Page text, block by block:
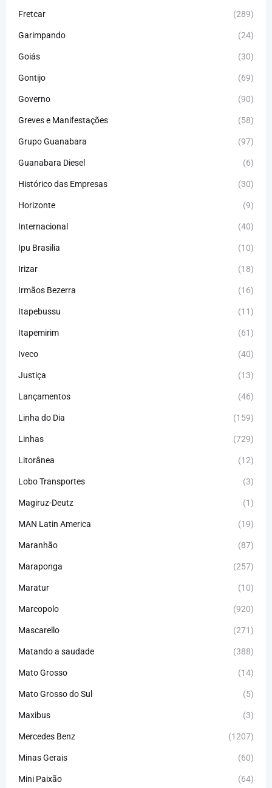
Fretcar (289)
Garimpando (24)
Goiás (30)
Gontijo (69)
Governo (90)
Greves e Manifestações (58)
Grupo Guanabara (97)
Guanabara Diesel (6)
Histórico das Empresas (30)
Horizonte (9)
Internacional (40)
Ipu Brasilia (10)
Irizar (18)
Irmãos Bezerra (16)
Itapebussu (11)
Itapemirim (61)
Iveco (40)
Justiça (13)
Lançamentos (46)
Linha do Dia (159)
Linhas (729)
Litorânea (12)
Lobo Transportes (3)
Magiruz-Deutz (1)
MAN Latin America (19)
Maranhão (87)
Maraponga (257)
Maratur (10)
Marcopolo (920)
Mascarello (271)
Matando a saudade (388)
Mato Grosso (14)
Mato Grosso do Sul (5)
Maxibus (3)
Mercedes Benz (1207)
Minas Gerais (60)
Mini Paixão (64)